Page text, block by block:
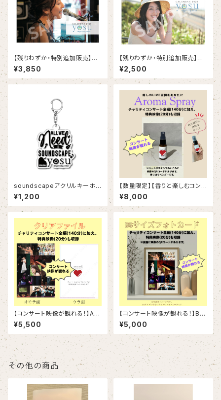
【残りわずか・特別追加販売】A４
サイズ壁掛けカレンダー
¥3,850
【残りわずか・特別追加販売】B6
卓上カレンダー
¥2,500
soundscapeアクリルキーホル
ダー
¥1,200
【数量限定】【香りと楽しむコンサ
ート】ラベンダーアロマスプレー
¥8,000
【コンサート映像が観れる！】A4
クリアファイル
¥5,500
【コンサート映像が観れる！】B6
サイズフォトカード
¥5,000
その他の商品